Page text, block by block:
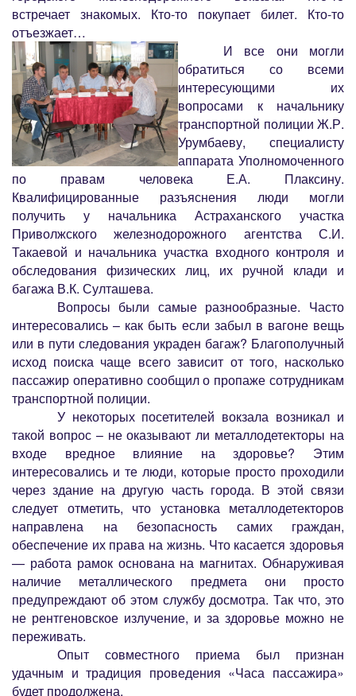
встречает знакомых. Кто-то покупает билет. Кто-то
отъезжает…
И все они могли
обратиться со всеми
интересующими их
вопросами к начальнику
транспортной полиции Ж.Р.
Урумбаеву, специалисту
аппарата Уполномоченного
по правам человека Е.А. Плаксину.
Квалифицированные разъяснения люди могли
получить у начальника Астраханского участка
Приволжского железнодорожного агентства С.И.
Такаевой и начальника участка входного контроля и
обследования физических лиц, их ручной клади и
багажа В.К. Султашева.
Вопросы были самые разнообразные. Часто
интересовались – как быть если забыл в вагоне вещь
или в пути следования украден багаж? Благополучный
исход поиска чаще всего зависит от того, насколько
пассажир оперативно сообщил о пропаже сотрудникам
транспортной полиции.
У некоторых посетителей вокзала возникал и
такой вопрос – не оказывают ли металлодетекторы на
входе вредное влияние на здоровье? Этим
интересовались и те люди, которые просто проходили
через здание на другую часть города. В этой связи
следует отметить, что установка металлодетекторов
направлена на безопасность самих граждан,
обеспечение их права на жизнь. Что касается здоровья
— работа рамок основана на магнитах. Обнаруживая
наличие металлического предмета они просто
предупреждают об этом службу досмотра. Так что, это
не рентгеновское излучение, и за здоровье можно не
переживать.
Опыт совместного приема был признан
удачным и традиция проведения «Часа пассажира»
будет продолжена.